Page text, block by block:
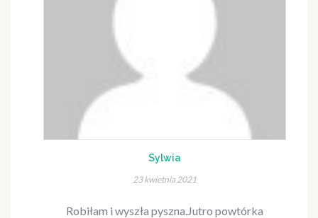
Sylwia
23 kwietnia 2021
Robiłam i wyszła pyszna.Jutro powtórka